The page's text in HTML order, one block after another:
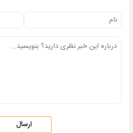
ارسال